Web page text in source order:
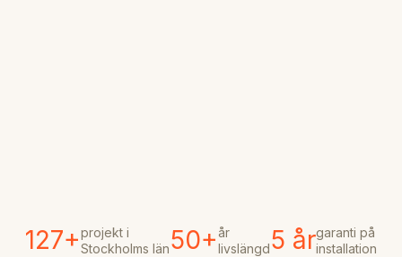
127+projekt i
Stockholms län50+ år
livslängd5 årgaranti på
installation